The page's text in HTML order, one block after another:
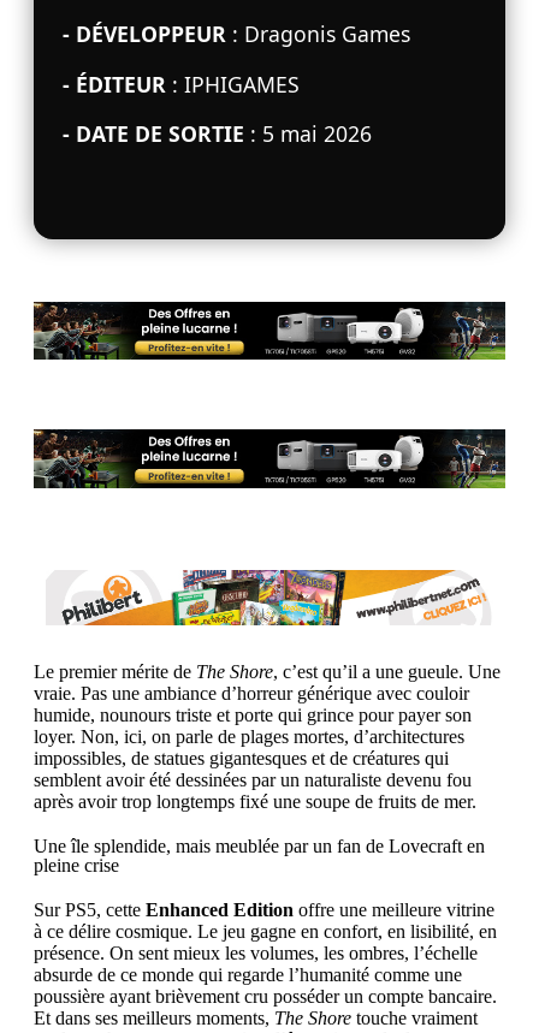
- DÉVELOPPEUR: Dragonis Games
- ÉDITEUR : IPHIGAMES
- DATE DE SORTIE : 5 mai 2026
Le premier mérite de The Shore, c’est qu’il a une gueule. Une
vraie. Pas une ambiance d’horreur générique avec couloir
humide, nounours triste et porte qui grince pour payer son
loyer. Non, ici, on parle de plages mortes, d’architectures
impossibles, de statues gigantesques et de créatures qui
semblent avoir été dessinées par un naturaliste devenu fou
après avoir trop longtemps fixé une soupe de fruits de mer.
Une île splendide, mais meublée par un fan de Lovecraft en
pleine crise
Sur PS5, cette Enhanced Edition offre une meilleure vitrine
à ce délire cosmique. Le jeu gagne en confort, en lisibilité, en
présence. On sent mieux les volumes, les ombres, l’échelle
absurde de ce monde qui regarde l’humanité comme une
poussière ayant brièvement cru posséder un compte bancaire.
Et dans ses meilleurs moments, The Shoretouche vraiment